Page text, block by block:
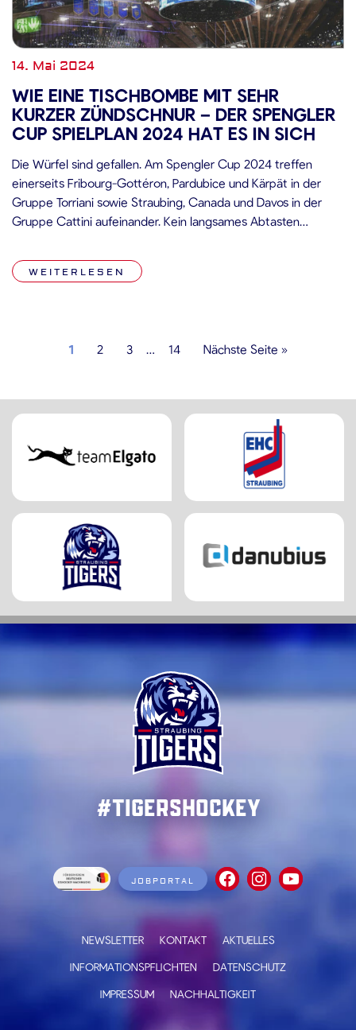
14. Mai 2024
WIE EINE TISCHBOMBE MIT SEHR
KURZER ZÜNDSCHNUR – DER SPENGLER
CUP SPIELPLAN 2024 HAT ES IN SICH
Die Würfel sind gefallen. Am Spengler Cup 2024 treffen
einerseits Fribourg-Gottéron, Pardubice und Kärpät in der
Gruppe Torriani sowie Straubing, Canada und Davos in der
Gruppe Cattini aufeinander. Kein langsames Abtasten
Cup zu zwei hochkarätigen Partien. Im Eröffnungsspiel will
sich das ambitionierte Pardubice gegen Fribourg-Gottéron
WEITERLESEN
1 2 3 … 14 Nächste Seite »
#TigersHockey
JOBPORTAL
NEWSLETTER KONTAKT
AKTUELLES
INFORMATIONSPFLICHTEN
DATENSCHUTZ
IMPRESSUM
NACHHALTIGKEIT